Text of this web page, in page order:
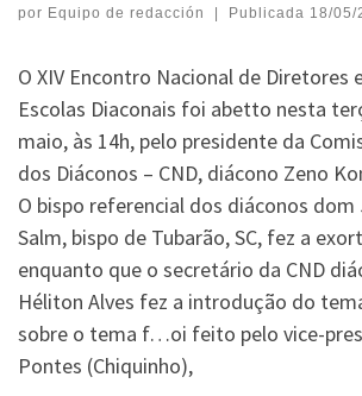
por Equipo de redacción | Publicada 18/05/
O XIV Encontro Nacional de Diretores
Escolas Diaconais foi abetto nesta
maio, às 14h, pelo presidente da
dos Diáconos – CND, diácono Zeno
O bispo referencial dos diáconos dom
Salm, bispo de Tubarão, SC, fez a
enquanto que o secretário da CND
Héliton Alves fez a introdução do
sobre o tema f…oi feito pelo vice-
Pontes (Chiquinho),